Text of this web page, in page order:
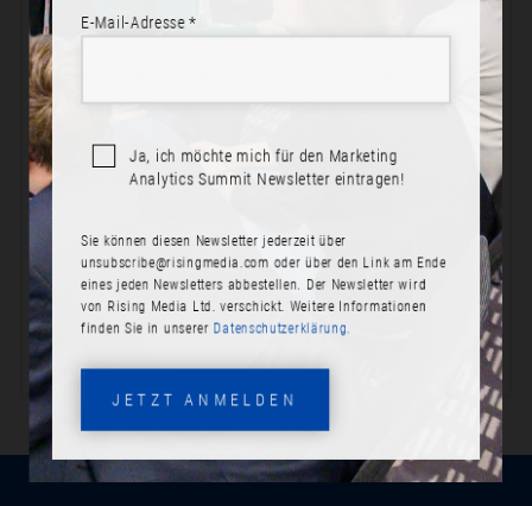
BEREIT ZUR TEILNAHME?
Jetzt anmelden! Schließen Sie sich Ihren Kollegen an.
JETZT ANMELDEN
PROGRAMM ANSEHEN
E-Mail-Adresse *
Ja, ich möchte mich für den Marketing
Analytics Summit Newsletter eintragen!
Sie können diesen Newsletter jederzeit über
unsubscribe@risingmedia.com oder über den Link am Ende
eines jeden Newsletters abbestellen. Der Newsletter wird
von Rising Media Ltd. verschickt. Weitere Informationen
Datenschutzerklärung.